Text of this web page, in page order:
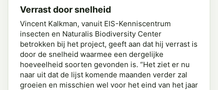
Verrast door snelheid
Vincent Kalkman, vanuit EIS-Kenniscentrum
insecten en Naturalis Biodiversity Center
betrokken bij het project, geeft aan dat hij verrast is
door de snelheid waarmee een dergelijke
hoeveelheid soorten gevonden is. “Het ziet er nu
naar uit dat de lijst komende maanden verder zal
groeien en misschien wel voor het eind van het jaar